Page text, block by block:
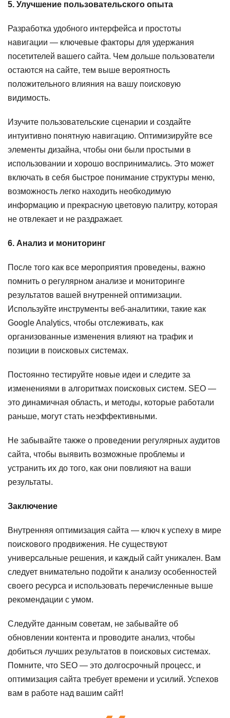
5. Улучшение пользовательского опыта
Разработка удобного интерфейса и простоты
навигации — ключевые факторы для удержания
посетителей вашего сайта. Чем дольше пользователи
остаются на сайте, тем выше вероятность
положительного влияния на вашу поисковую
видимость.
Изучите пользовательские сценарии и создайте
интуитивно понятную навигацию. Оптимизируйте все
элементы дизайна, чтобы они были простыми в
использовании и хорошо воспринимались. Это может
включать в себя быстрое понимание структуры меню,
возможность легко находить необходимую
информацию и прекрасную цветовую палитру, которая
не отвлекает и не раздражает.
6. Анализ и мониторинг
После того как все мероприятия проведены, важно
помнить о регулярном анализе и мониторинге
результатов вашей внутренней оптимизации.
Используйте инструменты веб-аналитики, такие как
Google Analytics, чтобы отслеживать, как
организованные изменения влияют на трафик и
позиции в поисковых системах.
Постоянно тестируйте новые идеи и следите за
изменениями в алгоритмах поисковых систем. SEO —
это динамичная область, и методы, которые работали
раньше, могут стать неэффективными.
Не забывайте также о проведении регулярных аудитов
сайта, чтобы выявить возможные проблемы и
устранить их до того, как они повлияют на ваши
результаты.
Заключение
Внутренняя оптимизация сайта — ключ к успеху в мире
поискового продвижения. Не существуют
универсальные решения, и каждый сайт уникален. Вам
следует внимательно подойти к анализу особенностей
своего ресурса и использовать перечисленные выше
рекомендации с умом.
Следуйте данным советам, не забывайте об
обновлении контента и проводите анализ, чтобы
добиться лучших результатов в поисковых системах.
Помните, что SEO — это долгосрочный процесс, и
оптимизация сайта требует времени и усилий. Успехов
вам в работе над вашим сайт!